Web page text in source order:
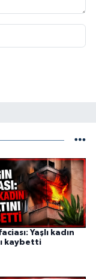
Yaşlı kadın
kaybetti